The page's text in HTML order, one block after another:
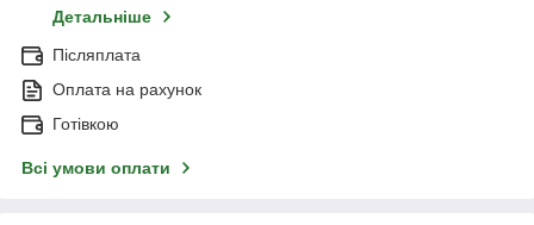
Детальніше
Післяплата
Оплата на рахунок
Готівкою
Всі умови оплати